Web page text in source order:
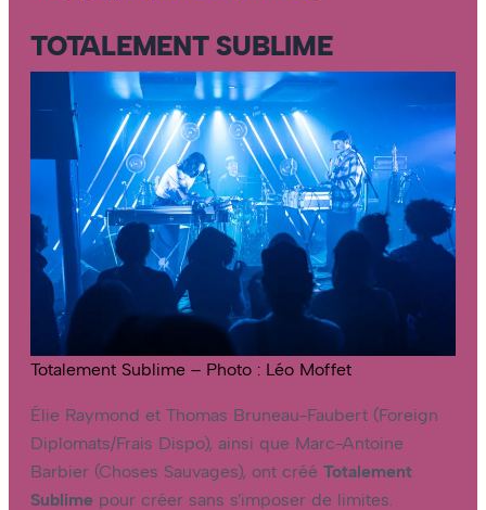
TOTALEMENT SUBLIME
Totalement Sublime – Photo : Léo Moffet
Élie Raymond et Thomas Bruneau-Faubert (Foreign
Diplomats/Frais Dispo), ainsi que Marc-Antoine
Barbier (Choses Sauvages), ont créé Totalement
Sublime pour créer sans s’imposer de limites.